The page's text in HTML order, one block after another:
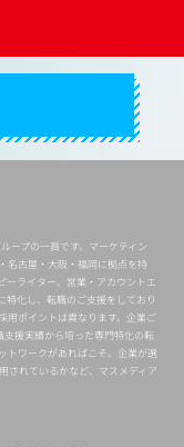
ープの一員です。マーケティン
名古屋・大阪・福岡に拠点を持
ーライター、営業・アカウントエ
特化し、転職のご支援をしており
用ポイントは異なります。企業ご
援実績から培った専門特化の転
トワークがあればこそ。企業が選
されているかなど、マスメディア